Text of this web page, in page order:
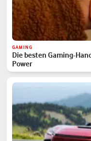
GAMING
Die besten Gaming-
Power